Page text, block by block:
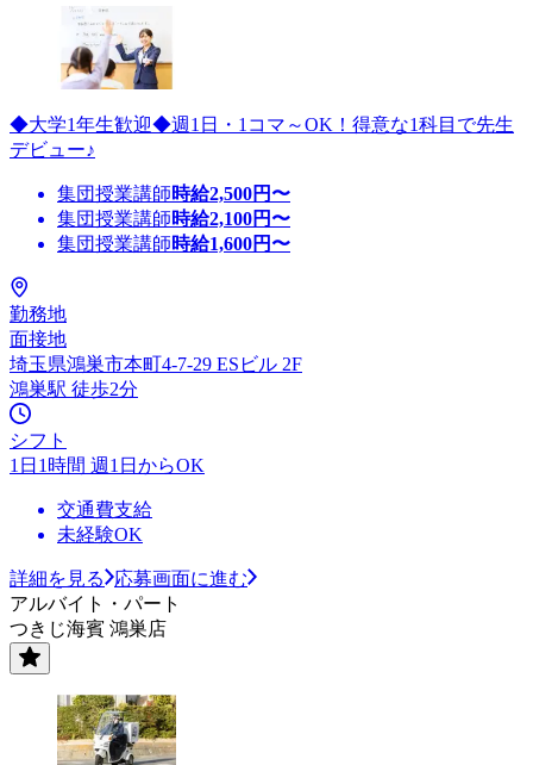
◆大学1年生歓迎◆週1日・1コマ～OK！得意な1科目で先生
デビュー♪
集団授業講師時給2,500円〜
集団授業講師時給2,100円〜
集団授業講師時給1,600円〜
勤務地
面接地
埼玉県鴻巣市本町4-7-29 ESビル 2F
鴻巣駅 徒歩2分
シフト
1日1時間 週1日からOK
交通費支給
未経験OK
詳細を見る
応募画面に進む
アルバイト・パート
つきじ海賓 鴻巣店